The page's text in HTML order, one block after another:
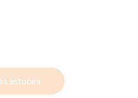
astuces